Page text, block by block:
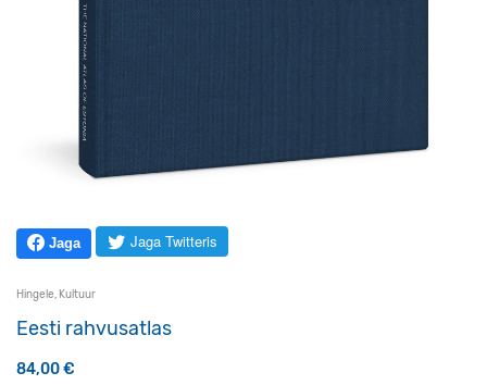
Jaga Jaga Twitteris
Hingele, Kultuur
Eesti rahvusatlas
84,00€